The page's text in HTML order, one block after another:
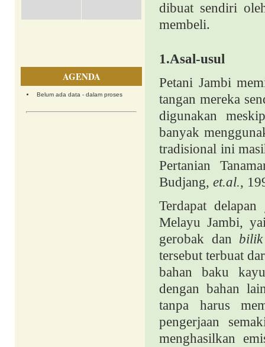
AGENDA
Belum ada data - dalam proses
dibuat sendiri
membeli.
1.Asal-usul
Petani Jambi
tangan mereka
digunakan
banyak
tradisional ini
Pertanian
Budjang, et.al.,
Terdapat
Melayu Jambi,
gerobak dan
tersebut terbuat
bahan baku
dengan bahan
tanpa harus
pengerjaan
menghasilkan